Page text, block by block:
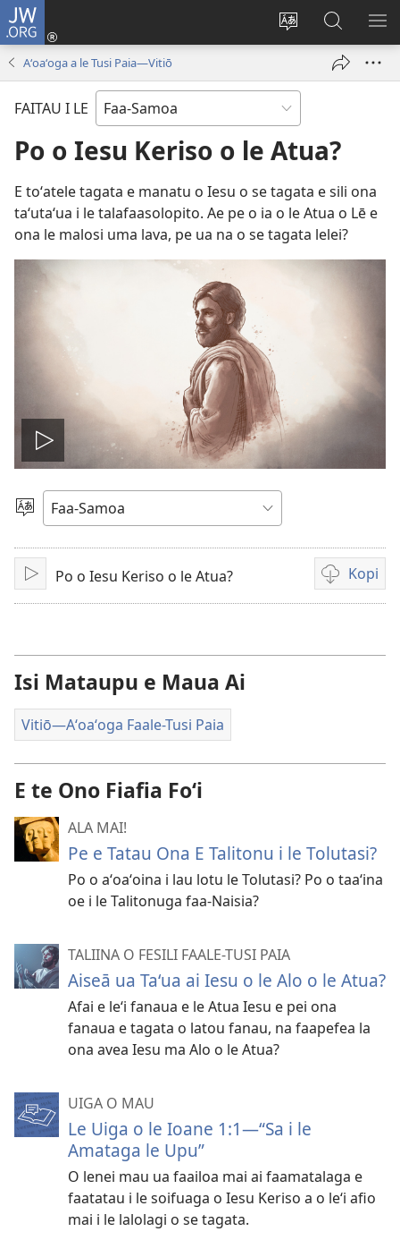
JW.ORG
Sui
gagana
o
le
upega
tafaʻilagi
Log
isi
Suʻe
le
Aʻoaʻoga a le Tusi Paia​—Vitiō
FAITAU I LE
Po o Iesu Keriso o le Atua?
E toʻatele tagata e manatu o Iesu o se tagata e sili ona
taʻutaʻua i le talafaasolopito. Ae pe o ia o le Atua o Lē e
ona le malosi uma lava, pe ua na o se tagata lelei?
Ki
le
vitiō
Filifili
Gagana
Tā Po o Iesu Keriso o le Atua? Kopi
Auala
e
Isi Mataupu e Maua Ai
Vitiō​—Aʻoaʻoga Faale-Tusi Paia
E te Ono Fiafia Foʻi
ALA MAI!
Pe e Tatau Ona E Talitonu i le Tolutasi?
Po o aʻoaʻoina i lau lotu le Tolutasi? Po o taaʻina
oe i le Talitonuga faa-Naisia?
TALIINA O FESILI FAALE-TUSI PAIA
Aiseā ua Taʻua ai Iesu o le Alo o le Atua?
Afai e leʻi fanaua e le Atua Iesu e pei ona
fanaua e tagata o latou fanau, na faapefea la
ona avea Iesu ma Alo o le Atua?
UIGA O MAU
Le Uiga o le Ioane 1:1​—“Sa i le
Amataga le Upu”
O lenei mau ua faailoa mai ai faamatalaga e
faatatau i le soifuaga o Iesu Keriso a o leʻi afio
mai i le lalolagi o se tagata.